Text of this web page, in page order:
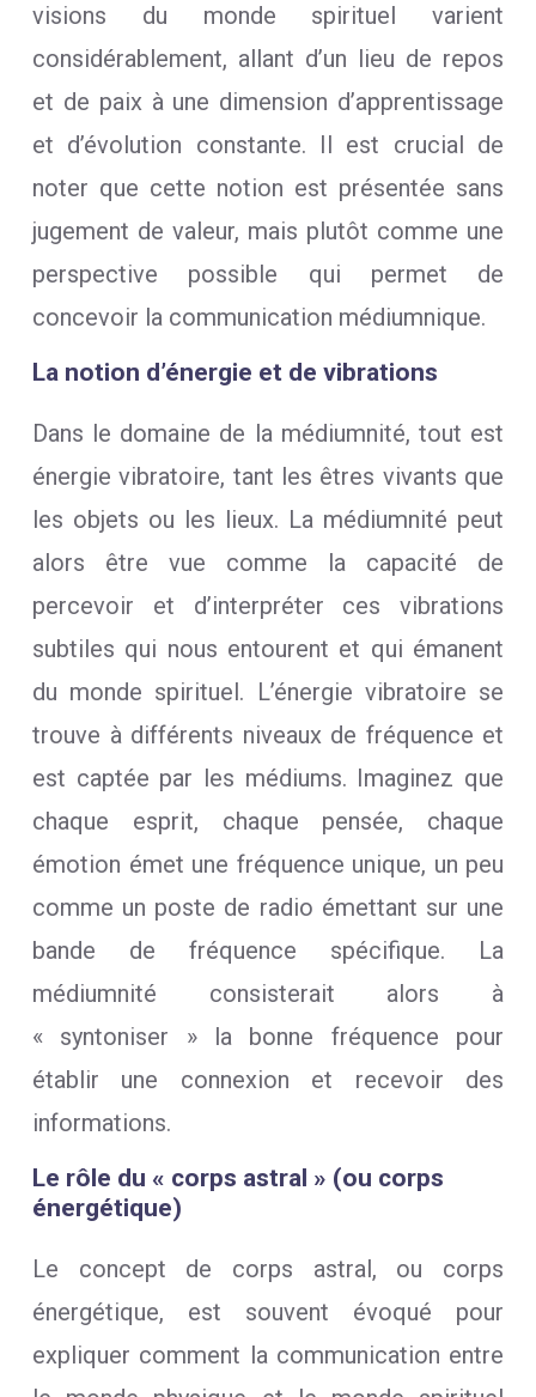
visions du monde spirituel varient
considérablement, allant d’un lieu de repos
et de paix à une dimension d’apprentissage
et d’évolution constante. Il est crucial de
noter que cette notion est présentée sans
jugement de valeur, mais plutôt comme une
perspective possible qui permet de
concevoir la communication médiumnique.
La notion d’énergie et de vibrations
Dans le domaine de la médiumnité, tout est
énergie vibratoire, tant les êtres vivants que
les objets ou les lieux. La médiumnité peut
alors être vue comme la capacité de
percevoir et d’interpréter ces vibrations
subtiles qui nous entourent et qui émanent
du monde spirituel. L’énergie vibratoire se
trouve à différents niveaux de fréquence et
est captée par les médiums. Imaginez que
chaque esprit, chaque pensée, chaque
émotion émet une fréquence unique, un peu
comme un poste de radio émettant sur une
bande de fréquence spécifique. La
médiumnité consisterait alors à
« syntoniser » la bonne fréquence pour
établir une connexion et recevoir des
informations.
Le rôle du « corps astral » (ou corps
énergétique)
Le concept de corps astral, ou corps
énergétique, est souvent évoqué pour
expliquer comment la communication entre